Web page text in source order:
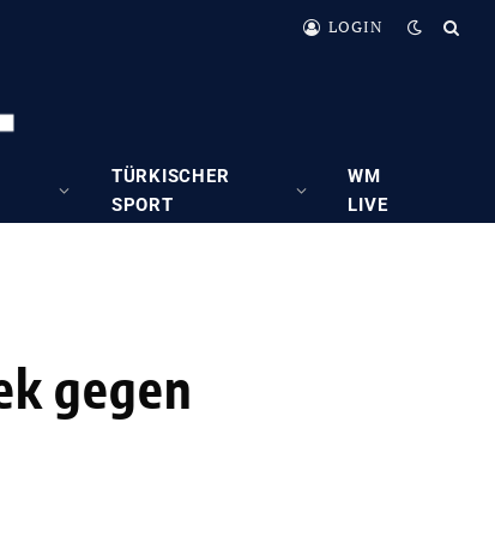
LOGIN
TÜRKISCHER
SPORT
WM
LIVE
gegen